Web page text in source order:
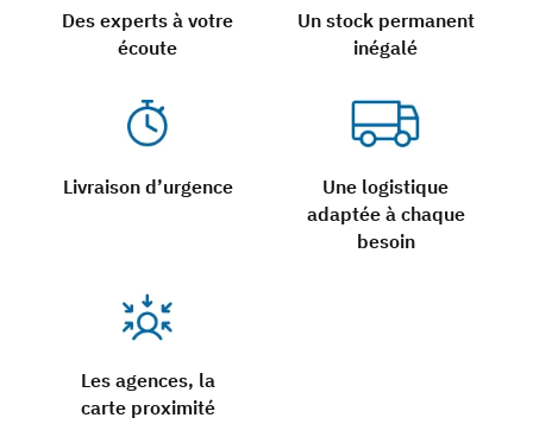
Des experts à votre
écoute
Un stock permanent
inégalé
Livraison d’urgence
Une logistique
adaptée à chaque
besoin
Les agences, la
carte proximité